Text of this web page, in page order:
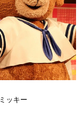
ッキー